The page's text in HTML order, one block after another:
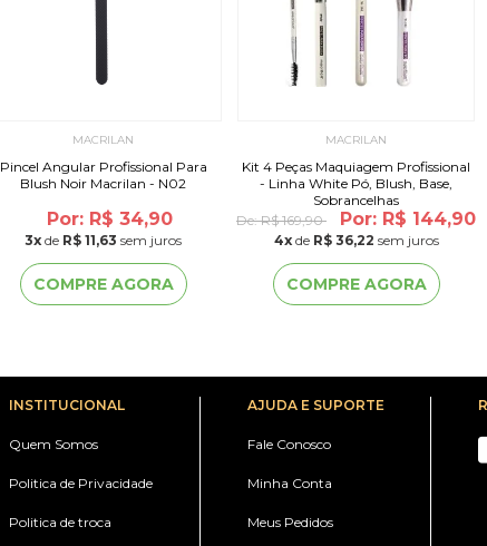
MACRILAN
Pincel Angular Profissional Para
Blush Noir Macrilan - N02
Por: R$ 34,90
3x de R$ 11,63 sem juros
COMPRE AGORA
MACRILAN
Kit 4 Peças Maquiagem Profissional
- Linha White Pó, Blush, Base,
Sobrancelhas
De:R$ 169,90 Por: R$ 144,90
4xde R$ 36,22 sem juros
COMPRE AGORA
INSTITUCIONAL
Quem Somos
Politica de Privacidade
Politica de troca
AJUDA E SUPORTE
Fale Conosco
Minha Conta
Meus Pedidos